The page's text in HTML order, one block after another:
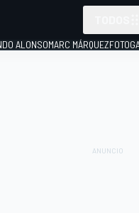
ALONSOMARC MÁRQUEZ